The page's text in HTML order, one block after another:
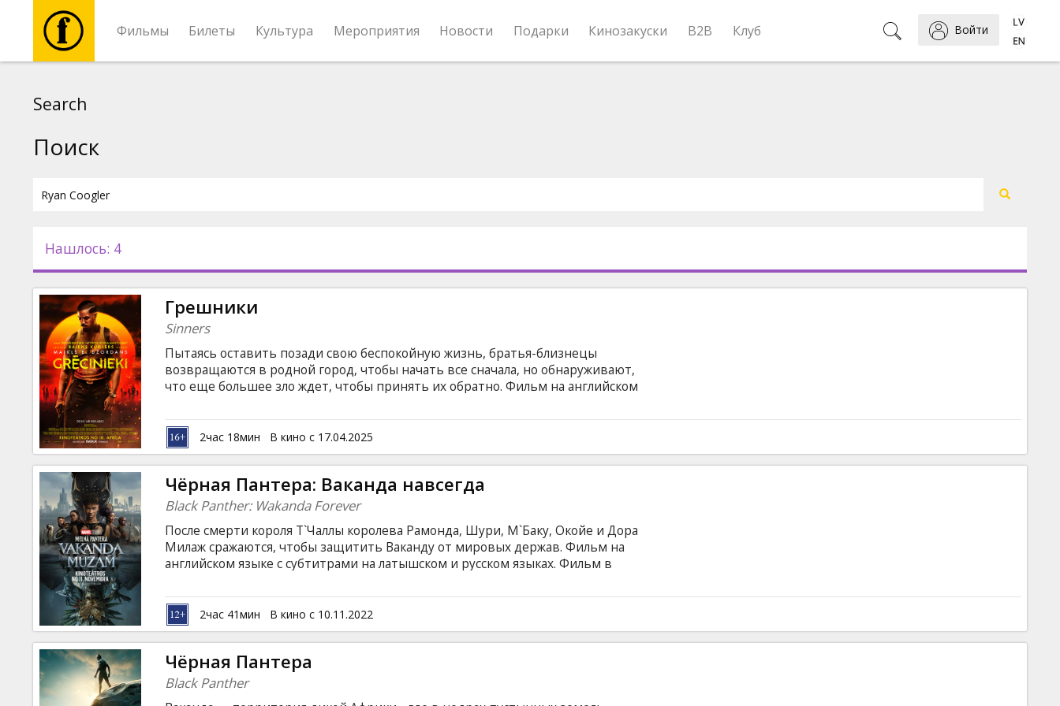
Фильмы Билеты Культура Мероприятия Новости Подарки Кинозакуски B2B Клуб Войти
Новости
Подарки
Кинозакуски
B2B
Клуб
Search
Поиск
Нашлось: 4
Грешники
Sinners
Пытаясь оставить позади свою беспокойную жизнь, братья-близнецы
возвращаются в родной город, чтобы начать все сначала, но обнаруживают,
что еще большее зло ждет, чтобы принять их обратно. Фильм на английском
2час 18мин В кино с 17.04.2025
Чёрная Пантера: Ваканда навсегда
Black Panther: Wakanda Forever
После смерти короля Т`Чаллы королева Рамонда, Шури, М`Баку, Окойе и Дора
Милаж сражаются, чтобы защитить Ваканду от мировых держав. Фильм на
английском языке с субтитрами на латышском и русском языках. Фильм в
2час 41мин В кино с 10.11.2022
Чёрная Пантера
Black Panther